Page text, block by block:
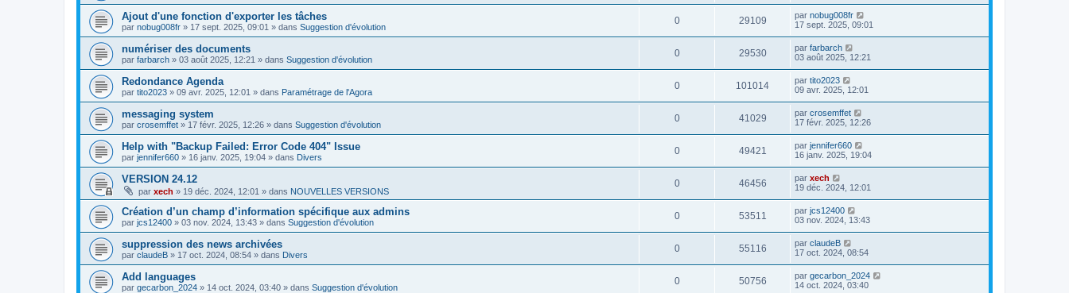
Ajout d'une fonction d'exporter les tâches
par nobug008fr » 17 sept. 2025, 09:01 » dans Suggestion d'évolution
0 29109 par nobug008fr
17 sept. 2025, 09:01
numériser des documents
par farbarch » 03 août 2025, 12:21 » dans Suggestion d'évolution
0 29530 par farbarch
03 août 2025, 12:21
Redondance Agenda
par tito2023 » 09 avr. 2025, 12:01 » dans Paramétrage de l'Agora
0 101014 par tito2023
09 avr. 2025, 12:01
messaging system
par crosemffet » 17 févr. 2025, 12:26 » dans Suggestion d'évolution
0 41029 par crosemffet
17 févr. 2025, 12:26
Help with "Backup Failed: Error Code 404" Issue
par jennifer660 » 16 janv. 2025, 19:04 » dans Divers
0 49421 par jennifer660
16 janv. 2025, 19:04
VERSION 24.12
par xech » 19 déc. 2024, 12:01 » dans NOUVELLES VERSIONS
0 46456 par xech
19 déc. 2024, 12:01
Création d’un champ d’information spécifique aux admins
par jcs12400 » 03 nov. 2024, 13:43 » dans Suggestion d'évolution
0 53511 par jcs12400
03 nov. 2024, 13:43
suppression des news archivées
par claudeB » 17 oct. 2024, 08:54 » dans Divers
0 55116 par claudeB
17 oct. 2024, 08:54
Add languages
par gecarbon_2024 » 14 oct. 2024, 03:40 » dans Suggestion d'évolution
0 50756 par gecarbon_2024
14 oct. 2024, 03:40